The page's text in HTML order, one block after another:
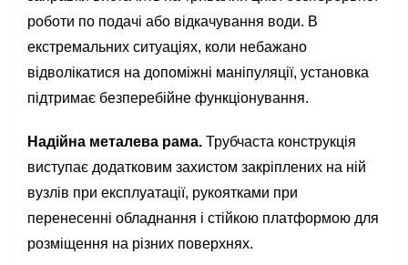
роботи по подачі або відкачування води. В
екстремальних ситуаціях, коли небажано
відволікатися на допоміжні маніпуляції, установка
підтримає безперебійне функціонування.
Надійна металева рама. Трубчаста конструкція
виступає додатковим захистом закріплених на ній
вузлів при експлуатації, рукоятками при
перенесенні обладнання і стійкою платформою для
розміщення на різних поверхнях.